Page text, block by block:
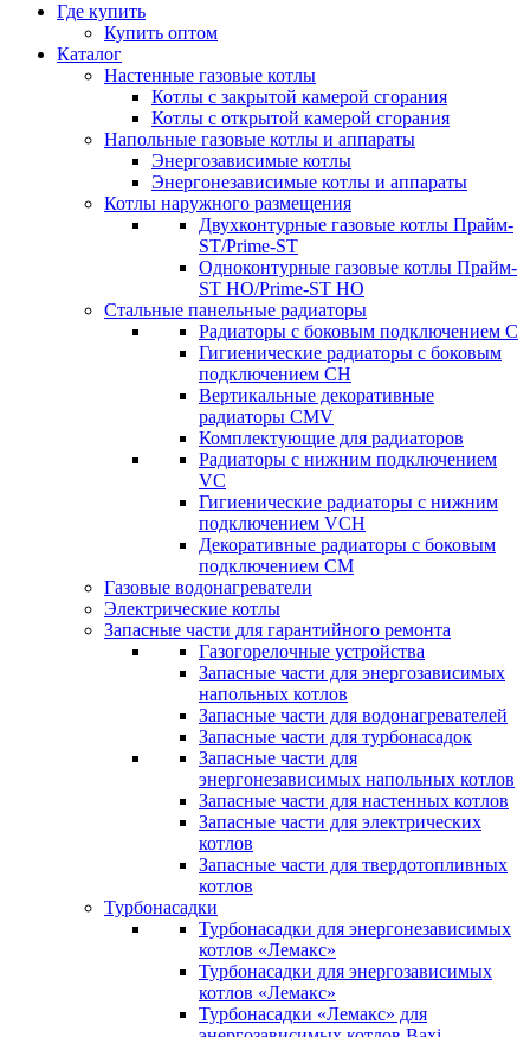
Где купить
Купить оптом
Каталог
Настенные газовые котлы
Котлы с закрытой камерой сгорания
Котлы с открытой камерой сгорания
Напольные газовые котлы и аппараты
Энергозависимые котлы
Энергонезависимые котлы и аппараты
Котлы наружного размещения
Двухконтурные газовые котлы Прайм-
ST/Prime-ST
Одноконтурные газовые котлы Прайм-
ST HO/Prime-ST HO
Стальные панельные радиаторы
Радиаторы c боковым подключением C
Гигиенические радиаторы c боковым
подключением CH
Вертикальные декоративные
радиаторы CMV
Комплектующие для радиаторов
Радиаторы c нижним подключением
VC
Гигиенические радиаторы c нижним
подключением VCH
Декоративные радиаторы с боковым
подключением CM
Газовые водонагреватели
Электрические котлы
Запасные части для гарантийного ремонта
Газогорелочные устройства
Запасные части для энергозависимых
напольных котлов
Запасные части для водонагревателей
Запасные части для турбонасадок
Запасные части для
энергонезависимых напольных котлов
Запасные части для настенных котлов
Запасные части для электрических
котлов
Запасные части для твердотопливных
котлов
Турбонасадки
Турбонасадки для энергонезависимых
котлов «Лемакс»
Турбонасадки для энергозависимых
котлов «Лемакс»
Турбонасадки «Лемакс» для